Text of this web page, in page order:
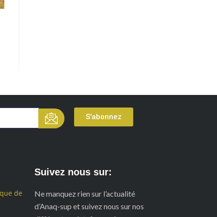
S'abonnez
de
Suivez nous sur:
Ne manquez rien sur l’actualité
d’Anaq-sup et suivez nous sur nos